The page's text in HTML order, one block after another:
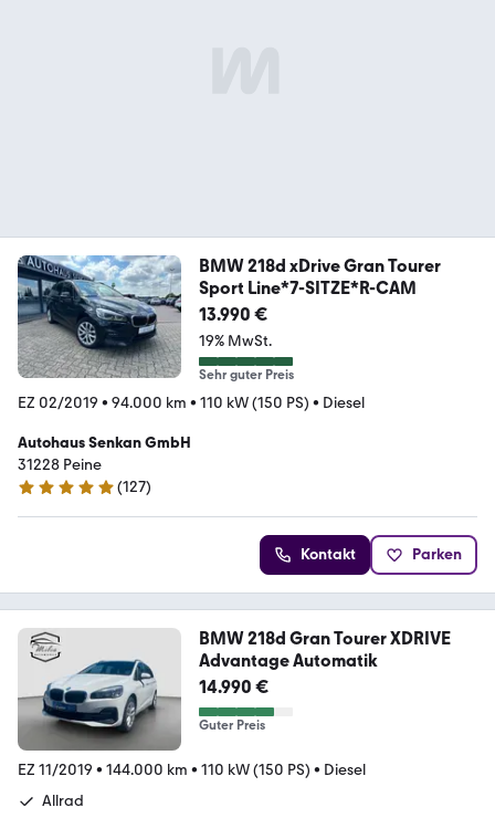
BMW 218d xDrive Gran Tourer
Sport Line*7-SITZE*R-CAM
13.990 €
19% MwSt.
Sehr guter Preis
EZ 02/2019 • 94.000 km • 110 kW (150 PS) • Diesel
Autohaus Senkan GmbH
31228 Peine
4.9 Sterne
(127)
Kontakt Parken
BMW 218d Gran Tourer XDRIVE
Advantage Automatik
14.990 €
Guter Preis
EZ 11/2019 • 144.000 km • 110 kW (150 PS) • Diesel
Allrad